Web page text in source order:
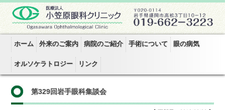
ホーム 外来のご案内 病院のご紹介 手術について 眼の病気
オルソケラトロジー リンク
第329回岩手眼科集談会